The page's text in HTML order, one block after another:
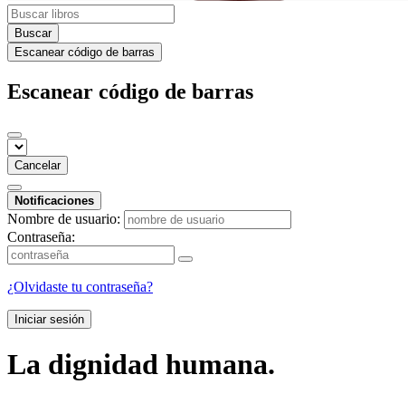
Buscar
Escanear código de barras
Escanear código de barras
Cancelar
Notificaciones
Nombre de usuario:
Contraseña:
¿Olvidaste tu contraseña?
Iniciar sesión
La dignidad humana.